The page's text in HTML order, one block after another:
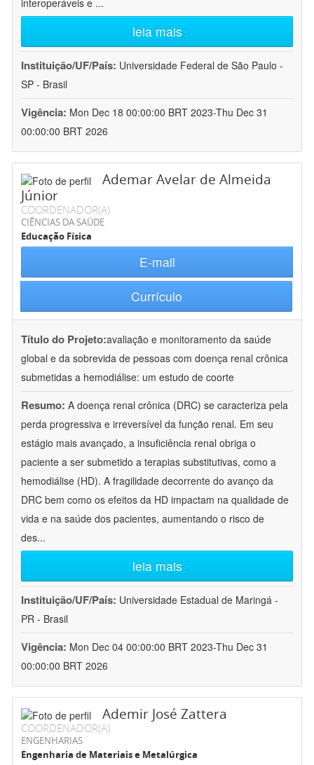
interoperáveis e ...
leia mais
Instituição/UF/País: Universidade Federal de São Paulo -
SP - Brasil
Vigência: Mon Dec 18 00:00:00 BRT 2023-Thu Dec 31
00:00:00 BRT 2026
Ademar Avelar de Almeida
Júnior
COORDENADOR(A)
CIÊNCIAS DA SAÚDE
Educação Física
E-mail
Currículo
Título do Projeto:avaliação e monitoramento da saúde
global e da sobrevida de pessoas com doença renal crônica
submetidas a hemodiálise: um estudo de coorte
Resumo: A doença renal crônica (DRC) se caracteriza pela
perda progressiva e irreversível da função renal. Em seu
estágio mais avançado, a insuficiência renal obriga o
paciente a ser submetido a terapias substitutivas, como a
hemodiálise (HD). A fragilidade decorrente do avanço da
DRC bem como os efeitos da HD impactam na qualidade de
vida e na saúde dos pacientes, aumentando o risco de
des...
leia mais
Instituição/UF/País: Universidade Estadual de Maringá -
PR - Brasil
Vigência: Mon Dec 04 00:00:00 BRT 2023-Thu Dec 31
00:00:00 BRT 2026
Ademir José Zattera
COORDENADOR(A)
ENGENHARIAS
Engenharia de Materiais e Metalúrgica